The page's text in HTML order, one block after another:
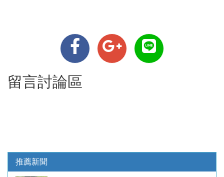
留言討論區
推薦新聞